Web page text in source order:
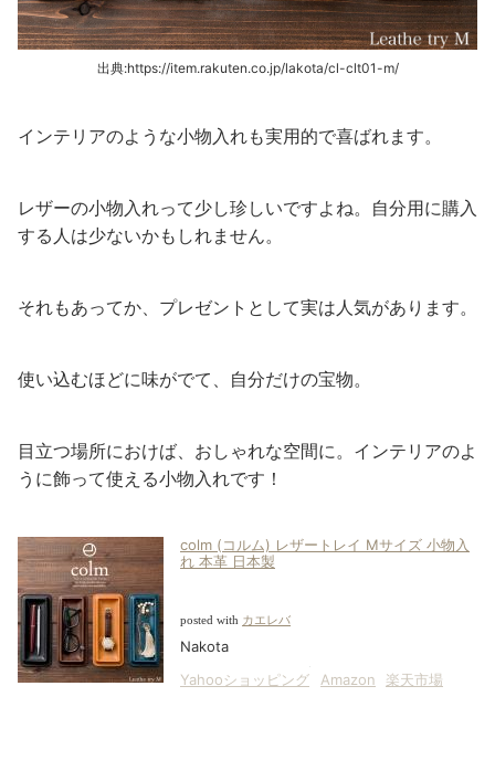
出典:https://item.rakuten.co.jp/lakota/cl-clt01-m/
インテリアのような小物入れも実用的で喜ばれます。
レザーの小物入れって少し珍しいですよね。自分用に購入
する人は少ないかもしれません。
それもあってか、プレゼントとして実は人気があります。
使い込むほどに味がでて、自分だけの宝物。
目立つ場所におけば、おしゃれな空間に。インテリアのよ
うに飾って使える小物入れです！
colm (コルム) レザートレイ Mサイズ 小物入
れ 本革 日本製
posted with カエレバ
Nakota
Yahooショッピング
Amazon 楽天市場